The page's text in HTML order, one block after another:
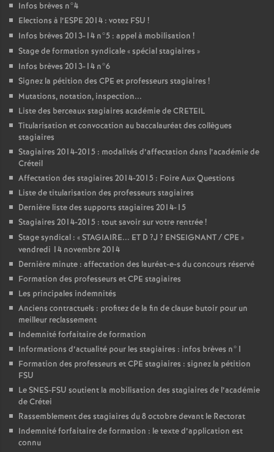
Infos brèves n°4
Elections à l’ESPE 2014 : votez FSU !
Infos brèves 2013-14 n°5 : appel à mobilisation !
Stage de formation syndicale «spécial stagiaires »
Infos brèves 2013-14 n°6
Signez la pétition des CPE et professeurs stagiaires !
Mutations, notation, inspection...
Liste des berceaux stagiaires académie deCRETEIL
Titularisation et convocation au baccalauréat des collègues
stagiaires
Stagiaires 2014-2015 : modalités d’affectation dans l’académie de
Créteil
Affectation des stagiaires 2014-2015 : Foire Aux Questions
Liste de titularisation des professeurs stagiaires
Dernière liste des supports stagiaires 2014-15
Stagiaires 2014-2015 : tout savoir sur votre rentrée!
Stage syndical : «STAGIAIRE... ET D ?J ? ENSEIGNANT/CPE »
vendredi 14 novembre 2014
Dernière minute : affectation des lauréat-e-s du concours réservé
Formation des professeurs etCPE stagiaires
Les principales indemnités
Anciens contractuels : profitez de la fin de clause butoir pour un
meilleur reclassement
Indemnité forfaitaire de formation
Informations d’actualité pour les stagiaires : infos brèves n°1
Formation des professeurs etCPE stagiaires : signez la pétition
FSU
LeSNES-FSU soutient la mobilisation des stagiaires de l’académie
de Crétei
Rassemblement des stagiaires du 8 octobre devant le Rectorat
Indemnité forfaitaire de formation : le texte d’application est
connu